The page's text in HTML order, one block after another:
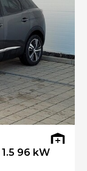
96 kW